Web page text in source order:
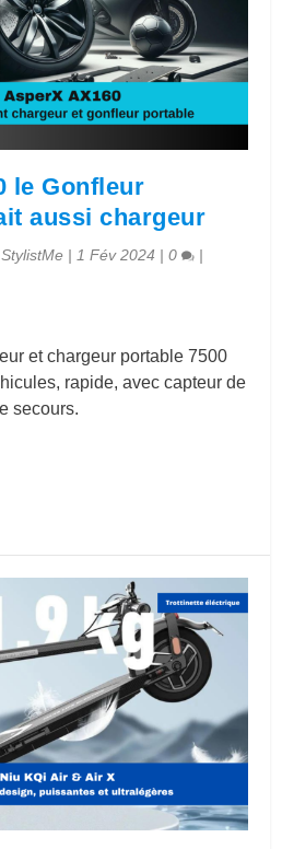
le Gonfleur
aussi chargeur
| 1 Fév 2024 |0 |
et chargeur portable 7500
rapide, avec capteur de
secours.